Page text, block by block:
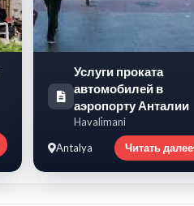
Услуги проката
автомобилей в
аэропорту Анталии
Havali̇mani
Antalya
Читать далее